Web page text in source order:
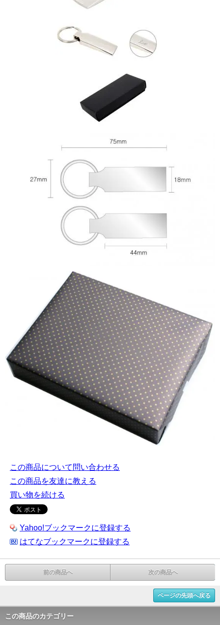
この商品について問い合わせる
この商品を友達に教える
買い物を続ける
Yahoo!ブックマークに登録する
はてなブックマークに登録する
前の商品へ 次の商品へ
ページの先頭へ戻る
この商品のカテゴリー